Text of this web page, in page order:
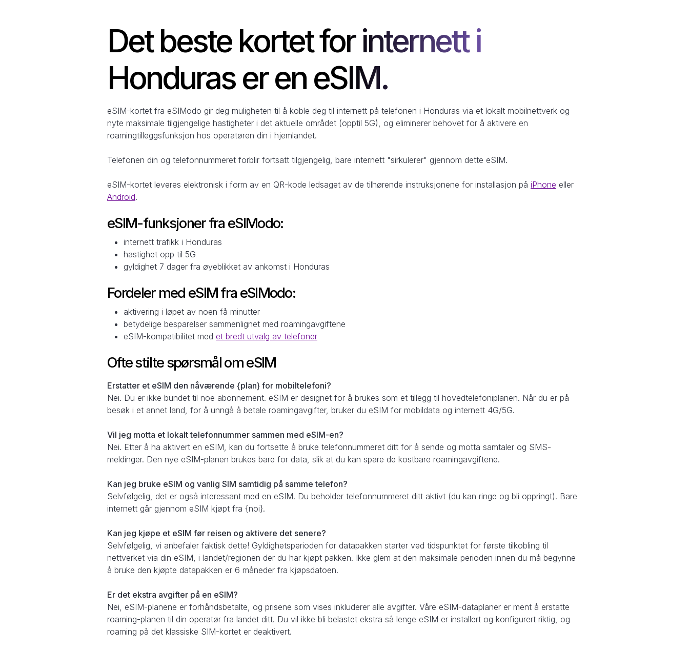
Det beste kortet for internett i
Honduras er en eSIM.
eSIM-kortet fra eSIModo gir deg muligheten til å koble deg til internett på telefonen i Honduras via et lokalt mobilnettverk og
nyte maksimale tilgjengelige hastigheter i det aktuelle området (opptil 5G), og eliminerer behovet for å aktivere en
roamingtilleggsfunksjon hos operatøren din i hjemlandet.
Telefonen din og telefonnummeret forblir fortsatt tilgjengelig, bare internett "sirkulerer" gjennom dette eSIM.
eSIM-kortet leveres elektronisk i form av en QR-kode ledsaget av de tilhørende instruksjonene for installasjon på iPhone eller
Android.
eSIM-funksjoner fra eSIModo:
internett trafikk i Honduras
hastighet opp til 5G
gyldighet 7 dager fra øyeblikket av ankomst i Honduras
Fordeler med eSIM fra eSIModo:
aktivering i løpet av noen få minutter
betydelige besparelser sammenlignet med roamingavgiftene
eSIM-kompatibilitet med et bredt utvalg av telefoner
Ofte stilte spørsmål om eSIM
Erstatter et eSIM den nåværende {plan} for mobiltelefoni?
Nei. Du er ikke bundet til noe abonnement. eSIM er designet for å brukes som et tillegg til hovedtelefoniplanen. Når du er på
besøk i et annet land, for å unngå å betale roamingavgifter, bruker du eSIM for mobildata og internett 4G/5G.
Vil jeg motta et lokalt telefonnummer sammen med eSIM-en?
Nei. Etter å ha aktivert en eSIM, kan du fortsette å bruke telefonnummeret ditt for å sende og motta samtaler og SMS-
meldinger. Den nye eSIM-planen brukes bare for data, slik at du kan spare de kostbare roamingavgiftene.
Kan jeg bruke eSIM og vanlig SIM samtidig på samme telefon?
Selvfølgelig, det er også interessant med en eSIM. Du beholder telefonnummeret ditt aktivt (du kan ringe og bli oppringt). Bare
internett går gjennom eSIM kjøpt fra {noi}.
Kan jeg kjøpe et eSIM før reisen og aktivere det senere?
Selvfølgelig, vi anbefaler faktisk dette! Gyldighetsperioden for datapakken starter ved tidspunktet for første tilkobling til
nettverket via din eSIM, i landet/regionen der du har kjøpt pakken. Ikke glem at den maksimale perioden innen du må begynne
å bruke den kjøpte datapakken er 6 måneder fra kjøpsdatoen.
Er det ekstra avgifter på en eSIM?
Nei, eSIM-planene er forhåndsbetalte, og prisene som vises inkluderer alle avgifter. Våre eSIM-dataplaner er ment å erstatte
roaming-planen til din operatør fra landet ditt. Du vil ikke bli belastet ekstra så lenge eSIM er installert og konfigurert riktig, og
roaming på det klassiske SIM-kortet er deaktivert.